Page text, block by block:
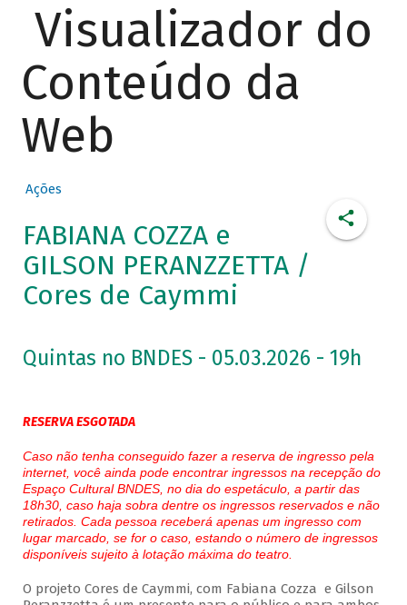
Visualizador do
Conteúdo da
Web
Ações
FABIANA COZZA e
GILSON PERANZZETTA /
Cores de Caymmi
Quintas no BNDES - 05.03.2026 - 19h
RESERVA ESGOTADA
Caso não tenha conseguido fazer a reserva de ingresso pela
internet, você ainda pode encontrar ingressos na recepção do
Espaço Cultural BNDES, no dia do espetáculo, a partir das
18h30, caso haja sobra dentre os ingressos reservados e não
retirados. Cada pessoa receberá apenas um ingresso com
lugar marcado, se for o caso, estando o número de ingressos
disponíveis sujeito à lotação máxima do teatro.
O projeto Cores de Caymmi, com Fabiana Cozza e Gilson